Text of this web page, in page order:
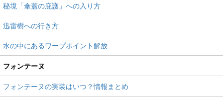
秘境「傘蓋の庇護」への入り方
迅雷樹への行き方
水の中にあるワープポイント解放
フォンテーヌ
フォンテーヌの実装はいつ？情報まとめ